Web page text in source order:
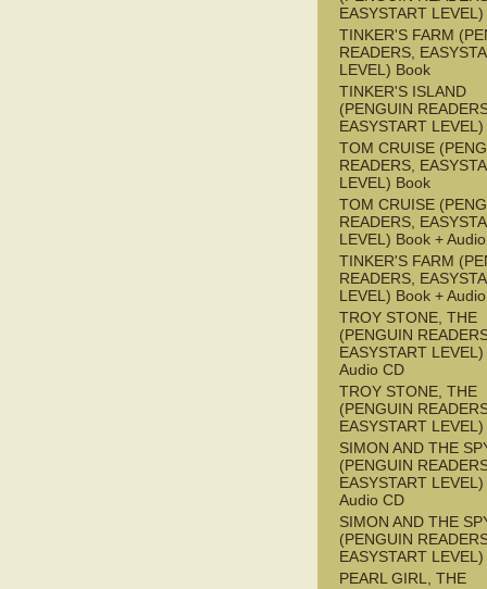
EASYSTART
TINKER'S FARM
READERS,
LEVEL) Book
TINKER'S ISLAND
(PENGUIN
EASYSTART
TOM CRUISE
READERS,
LEVEL) Book
TOM CRUISE
READERS,
LEVEL) Book +
TINKER'S FARM
READERS,
LEVEL) Book +
TROY STONE, THE
(PENGUIN
EASYSTART
Audio CD
TROY STONE, THE
(PENGUIN
EASYSTART
SIMON AND THE
(PENGUIN
EASYSTART
Audio CD
SIMON AND THE
(PENGUIN
EASYSTART
PEARL GIRL, THE